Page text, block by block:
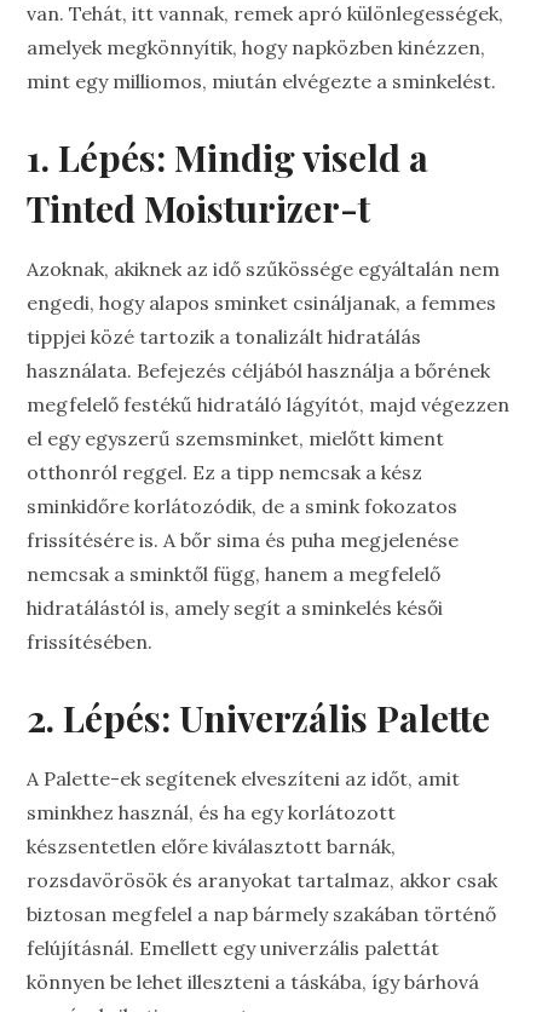
van. Tehát, itt vannak, remek apró különlegességek,
amelyek megkönnyítik, hogy napközben kinézzen,
mint egy milliomos, miután elvégezte a sminkelést.
1. Lépés: Mindig viseld a
Tinted Moisturizer-t
Azoknak, akiknek az idő szűkössége egyáltalán nem
engedi, hogy alapos sminket csináljanak, a femmes
tippjei közé tartozik a tonalizált hidratálás
használata. Befejezés céljából használja a bőrének
megfelelő festékű hidratáló lágyítót, majd végezzen
el egy egyszerű szemsminket, mielőtt kiment
otthonról reggel. Ez a tipp nemcsak a kész
sminkidőre korlátozódik, de a smink fokozatos
frissítésére is. A bőr sima és puha megjelenése
nemcsak a sminktől függ, hanem a megfelelő
hidratálástól is, amely segít a sminkelés késői
frissítésében.
2. Lépés: Univerzális Palette
A Palette-ek segítenek elveszíteni az időt, amit
sminkhez használ, és ha egy korlátozott
készsentetlen előre kiválasztott barnák,
rozsdavörösök és aranyokat tartalmaz, akkor csak
biztosan megfelel a nap bármely szakában történő
felújításnál. Emellett egy univerzális palettát
könnyen be lehet illeszteni a táskába, így bárhová